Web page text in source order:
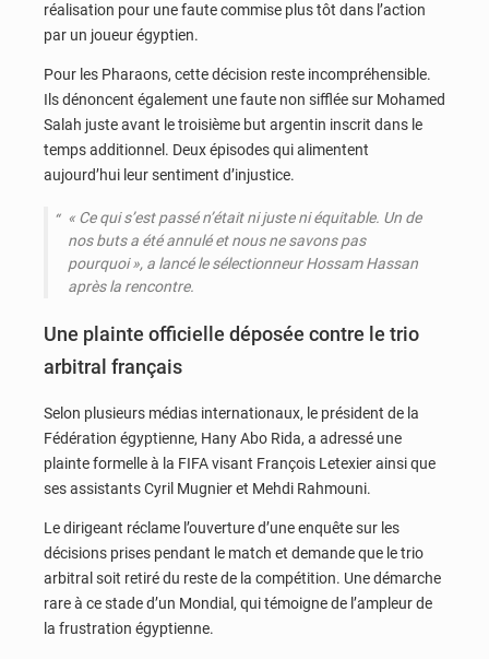
réalisation pour une faute commise plus tôt dans l’action
par un joueur égyptien.
Pour les Pharaons, cette décision reste incompréhensible.
Ils dénoncent également une faute non sifflée sur Mohamed
Salah juste avant le troisième but argentin inscrit dans le
temps additionnel. Deux épisodes qui alimentent
aujourd’hui leur sentiment d’injustice.
« Ce qui s’est passé n’était ni juste ni équitable. Un de
nos buts a été annulé et nous ne savons pas
pourquoi », a lancé le sélectionneur Hossam Hassan
après la rencontre.
Une plainte officielle déposée contre le trio
arbitral français
Selon plusieurs médias internationaux, le président de la
Fédération égyptienne, Hany Abo Rida, a adressé une
plainte formelle à la FIFA visant François Letexier ainsi que
ses assistants Cyril Mugnier et Mehdi Rahmouni.
Le dirigeant réclame l’ouverture d’une enquête sur les
décisions prises pendant le match et demande que le trio
arbitral soit retiré du reste de la compétition. Une démarche
rare à ce stade d’un Mondial, qui témoigne de l’ampleur de
la frustration égyptienne.